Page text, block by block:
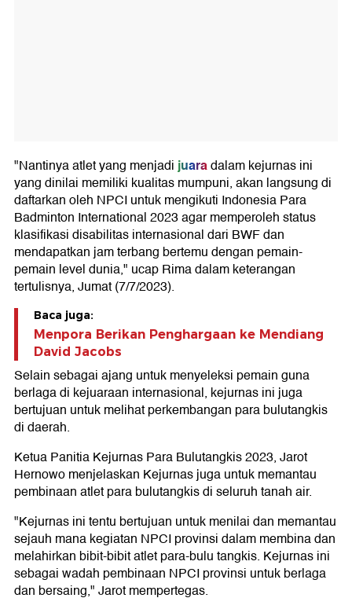
"Nantinya atlet yang menjadijuaradalam kejurnas ini
yang dinilai memiliki kualitas mumpuni, akan langsung di
daftarkan oleh NPCI untuk mengikuti Indonesia Para
Badminton International 2023 agar memperoleh status
klasifikasi disabilitas internasional dari BWF dan
mendapatkan jam terbang bertemu dengan pemain-
pemain level dunia," ucap Rima dalam keterangan
tertulisnya, Jumat (7/7/2023).
Baca juga:
Menpora Berikan Penghargaan ke Mendiang
David Jacobs
Selain sebagai ajang untuk menyeleksi pemain guna
berlaga di kejuaraan internasional, kejurnas ini juga
bertujuan untuk melihat perkembangan para bulutangkis
di daerah.
Ketua Panitia Kejurnas Para Bulutangkis 2023, Jarot
Hernowo menjelaskan Kejurnas juga untuk memantau
pembinaan atlet para bulutangkis di seluruh tanah air.
"Kejurnas ini tentu bertujuan untuk menilai dan memantau
sejauh mana kegiatan NPCI provinsi dalam membina dan
melahirkan bibit-bibit atlet para-bulu tangkis. Kejurnas ini
sebagai wadah pembinaan NPCI provinsi untuk berlaga
dan bersaing," Jarot mempertegas.